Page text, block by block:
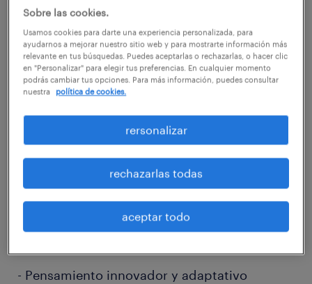
respondidas por el informe "Future Skills
2020" del Instituto para el Futuro, en el cual
se identificaron las habilidades clave de
habilidades del mañana, pero necesitan ser
desarrolladas y nutridas hoy.
- Creación de sentido
- Inteligencia social
- Pensamiento innovador y adaptativo
Sobre las cookies.
Usamos cookies para darte una experiencia personalizada, para
ayudarnos a mejorar nuestro sitio web y para mostrarte información más
relevante en tus búsquedas. Puedes aceptarlas o rechazarlas, o hacer clic
en "Personalizar" para elegir tus preferencias. En cualquier momento
podrás cambiar tus opciones. Para más información, puedes consultar
nuestra
política de cookies.
rersonalizar
rechazarlas todas
aceptar todo